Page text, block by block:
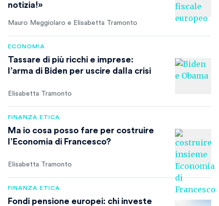
notizia!»
Mauro Meggiolaro e Elisabetta Tramonto
ECONOMIA
Tassare di più ricchi e imprese:
l’arma di Biden per uscire dalla crisi
Elisabetta Tramonto
FINANZA ETICA
Ma io cosa posso fare per costruire
l’Economia di Francesco?
Elisabetta Tramonto
FINANZA ETICA
Fondi pensione europei: chi investe